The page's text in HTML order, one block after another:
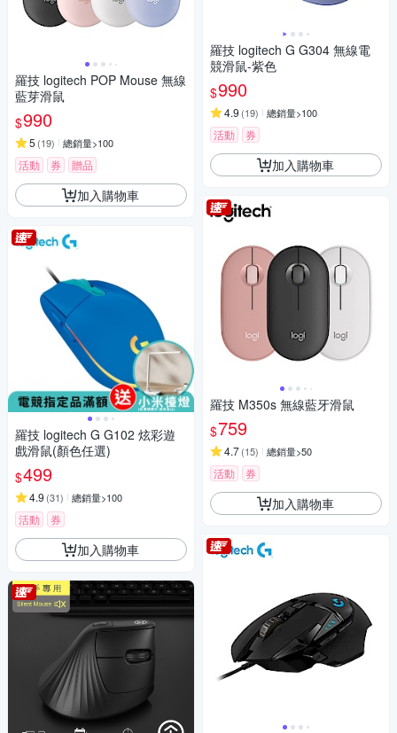
羅技 logitech POP Mouse 無線
藍芽滑鼠
$990
5 (19) 總銷量>100
活動 券 贈品
加入購物車
羅技 logitech G G102 炫彩遊
戲滑鼠(顏色任選)
$499
4.9 (31) 總銷量>100
活動 券
加入購物車
羅技 logitech G G304 無線電
競滑鼠-紫色
$990
4.9 (19) 總銷量>100
活動 券
加入購物車
羅技 M350s 無線藍牙滑鼠
$759
4.7(15) 總銷量>50
活動 券
加入購物車